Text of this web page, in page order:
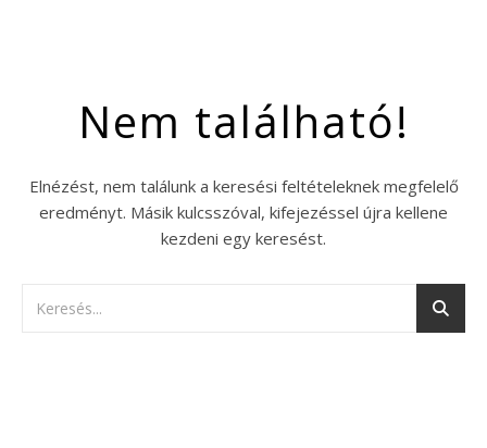
Nem található!
Elnézést, nem találunk a keresési feltételeknek megfelelő
eredményt. Másik kulcsszóval, kifejezéssel újra kellene
kezdeni egy keresést.